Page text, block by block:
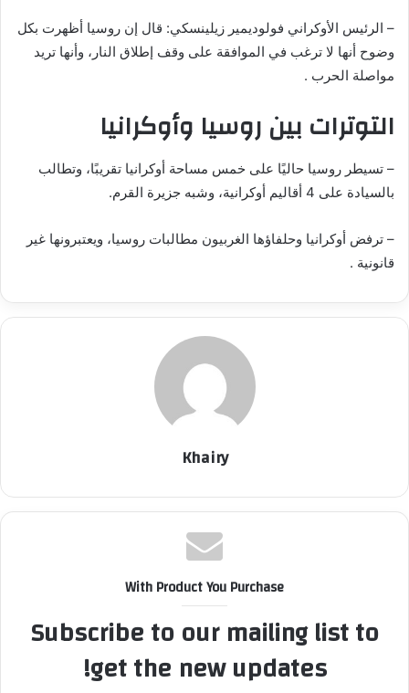
ي
ا
– الرئيس الأوكراني فولوديمير زيلينسكي: قال إن روسيا أظهرت بكل
وضوح أنها لا ترغب في الموافقة على وقف إطلاق النار، وأنها تريد
مواصلة الحرب .
التوترات بين روسيا وأوكرانيا
– تسيطر روسيا حاليًا على خمس مساحة أوكرانيا تقريبًا، وتطالب
بالسيادة على 4 أقاليم أوكرانية، وشبه جزيرة القرم.
– ترفض أوكرانيا وحلفاؤها الغربيون مطالبات روسيا، ويعتبرونها غير
قانونية .
Khairy
With Product You Purchase
Subscribe to our mailing list to
get the new updates!